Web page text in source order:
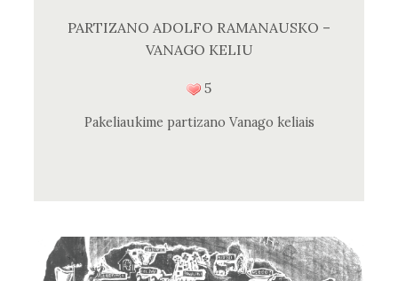
PARTIZANO ADOLFO RAMANAUSKO –
VANAGO KELIU
5
Pakeliaukime partizano Vanago keliais